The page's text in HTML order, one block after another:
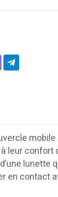
leur confort
lunette
en contact